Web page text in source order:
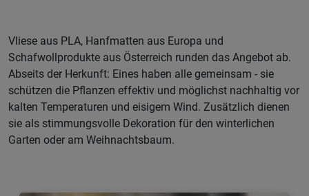
Vliese aus PLA, Hanfmatten aus Europa und
Schafwollprodukte aus Österreich runden das Angebot ab.
Abseits der Herkunft: Eines haben alle gemeinsam - sie
schützen die Pflanzen effektiv und möglichst nachhaltig vor
kalten Temperaturen und eisigem Wind. Zusätzlich dienen
sie als stimmungsvolle Dekoration für den winterlichen
Garten oder am Weihnachtsbaum.